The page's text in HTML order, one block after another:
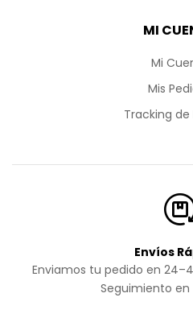
MI
Mi
Mis
Tracking de
Envíos
Enviamos tu pedido en
Seguimiento